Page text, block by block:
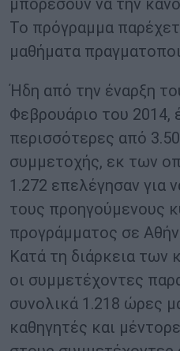
μπορέσουν να την
Το πρόγραμμα
μαθήματα
Ήδη από την έναρξη
Φεβρουάριο του 2014,
περισσότερες από
συμμετοχής, εκ των
1.272 επελέγησαν για
τους προηγούμενους
προγράμματος σε
Κατά τη διάρκεια των
οι συμμετέχοντες
συνολικά 1.218 ώρες
καθηγητές και